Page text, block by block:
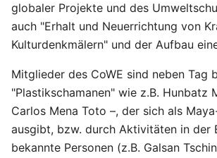
globaler Projekte und des
auch "Erhalt und Neuerrichtung von
Kulturdenkmälern" und der Aufbau
Mitglieder des CoWE sind neben Tag
"Plastikschamanen" wie z.B. Hunbatz
Carlos Mena Toto –, der sich als
ausgibt, bzw. durch Aktivitäten in der
bekannte Personen (z.B. Galsan